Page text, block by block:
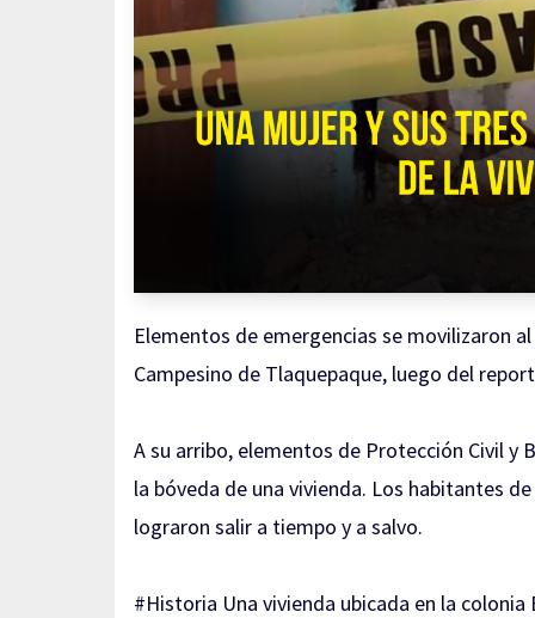
Elementos de emergencias se movilizaron
Campesino de Tlaquepaque, luego del
A su arribo, elementos de Protección Civil y
la bóveda de una vivienda. Los habitantes
lograron salir a tiempo y a salvo.
#Historia Una vivienda ubicada en la